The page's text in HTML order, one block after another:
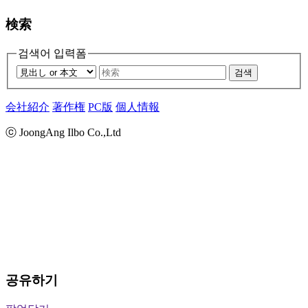
検索
검색어 입력폼
검색
会社紹介 著作権 PC版 個人情報
ⓒ JoongAng Ilbo Co.,Ltd
공유하기